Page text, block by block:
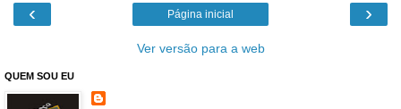
‹ ›
Página inicial
Ver versão para a web
QUEM SOU EU